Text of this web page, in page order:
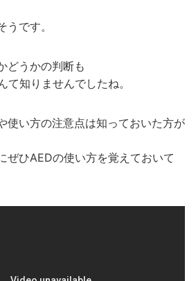
です。
どうかの判断も
て知りませんでしたね。
使い方の注意点は知っておいた方が
ぜひAEDの使い方を覚えておいて